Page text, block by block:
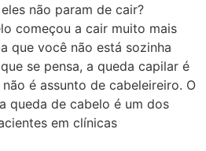
não param de cair?
começou a cair muito mais
que você não está sozinha
se pensa, a queda capilar é
é assunto de cabeleireiro. O
queda de cabelo é um dos
em clínicas